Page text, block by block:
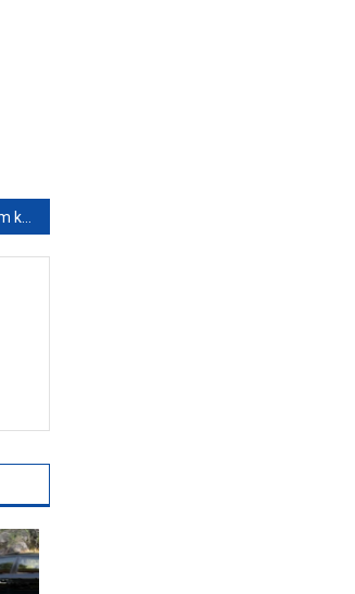
Kada je dom pod tuđim krovom: Kako pronaći ravnotežu između porodičnih očekivanja i lične budućnosti